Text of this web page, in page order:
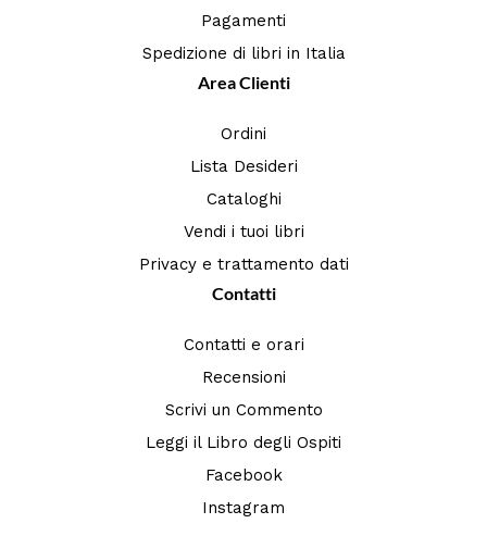
Pagamenti
Spedizione di libri in Italia
Area Clienti
Ordini
Lista Desideri
Cataloghi
Vendi i tuoi libri
Privacy e trattamento dati
Contatti
Contatti e orari
Recensioni
Scrivi un Commento
Leggi il Libro degli Ospiti
Facebook
Instagram